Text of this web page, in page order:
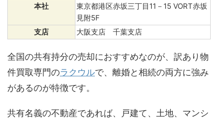
本社
東京都港区赤坂三丁目11－15 VORT赤坂
見附5F
支店
大阪支店 千葉支店
全国の共有持分の売却におすすめなのが、訳あり物
件買取専門のラクウルで、離婚と相続の両方に強み
があるのが特徴です。
共有名義の不動産であれば、戸建て、土地、マンシ